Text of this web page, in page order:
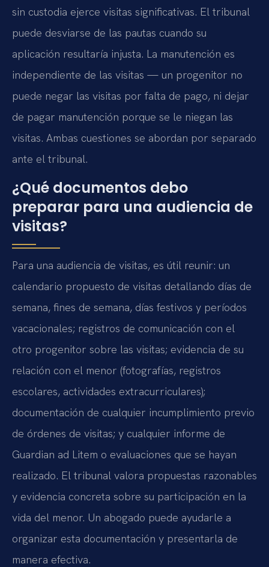
sin custodia ejerce visitas significativas. El tribunal
puede desviarse de las pautas cuando su
aplicación resultaría injusta. La manutención es
independiente de las visitas — un progenitor no
puede negar las visitas por falta de pago, ni dejar
de pagar manutención porque se le niegan las
visitas. Ambas cuestiones se abordan por separado
ante el tribunal.
¿Qué documentos debo
preparar para una audiencia de
visitas?
Para una audiencia de visitas, es útil reunir: un
calendario propuesto de visitas detallando días de
semana, fines de semana, días festivos y períodos
vacacionales; registros de comunicación con el
otro progenitor sobre las visitas; evidencia de su
relación con el menor (fotografías, registros
escolares, actividades extracurriculares);
documentación de cualquier incumplimiento previo
de órdenes de visitas; y cualquier informe de
Guardian ad Litem o evaluaciones que se hayan
realizado. El tribunal valora propuestas razonables
y evidencia concreta sobre su participación en la
vida del menor. Un abogado puede ayudarle a
organizar esta documentación y presentarla de
manera efectiva.